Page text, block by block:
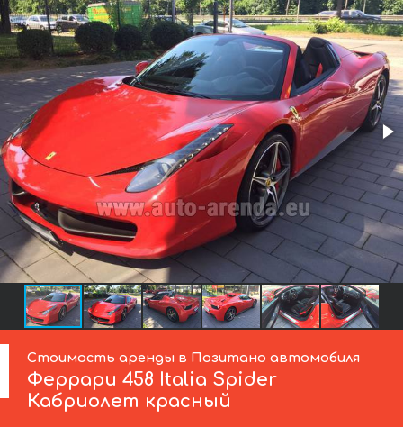
Стоимость аренды в Позитано автомобиля
Феррари 458 Italia Spider
Кабриолет красный